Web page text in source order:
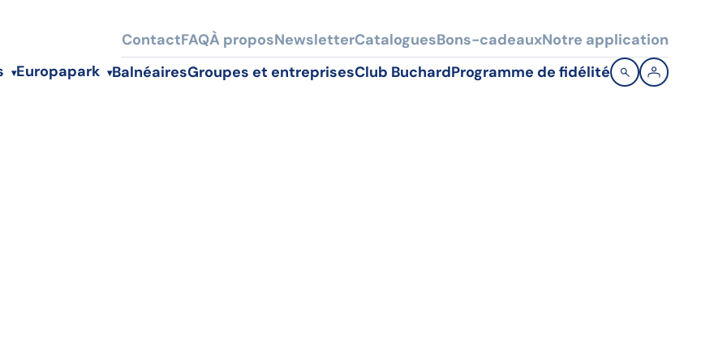
Europapark BalnéairesGroupes et entreprisesClub BuchardProgramme de fidélité
ContactFAQÀ proposNewsletterCataloguesBons-cadeauxNotre application